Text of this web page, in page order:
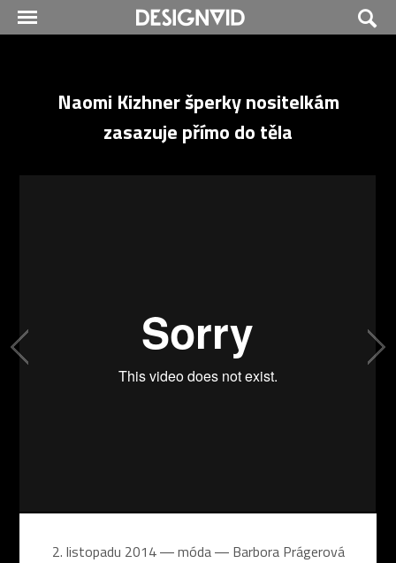
Naomi Kizhner šperky nositelkám
zasazuje přímo do těla
2. listopadu 2014 ― móda ― Barbora Prágerová